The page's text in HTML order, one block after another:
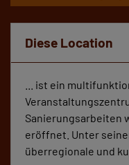
Diese Location
... ist ein
Sanierungsarbeiten
eröffnet. Unter
überregionale und